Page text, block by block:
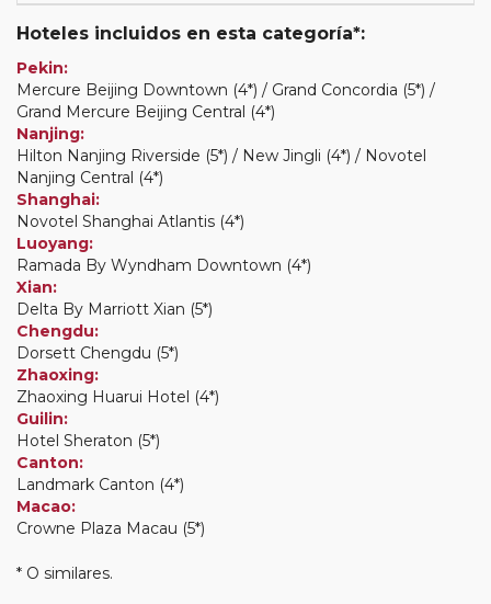
Hoteles incluidos en esta categoría*:
Pekin:
Mercure Beijing Downtown (4*) / Grand Concordia (5*) /
Grand Mercure Beijing Central (4*)
Nanjing:
Hilton Nanjing Riverside (5*) / New Jingli (4*) / Novotel
Nanjing Central (4*)
Shanghai:
Novotel Shanghai Atlantis (4*)
Luoyang:
Ramada By Wyndham Downtown (4*)
Xian:
Delta By Marriott Xian (5*)
Chengdu:
Dorsett Chengdu (5*)
Zhaoxing:
Zhaoxing Huarui Hotel (4*)
Guilin:
Hotel Sheraton (5*)
Canton:
Landmark Canton (4*)
Macao:
Crowne Plaza Macau (5*)
* O similares.